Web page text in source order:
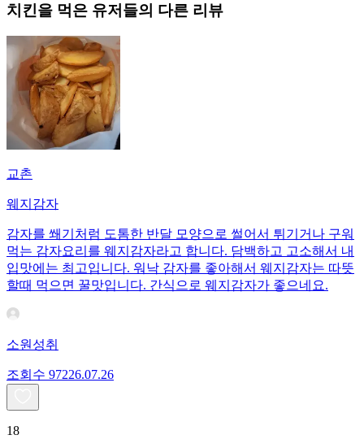
치킨을 먹은 유저들의 다른 리뷰
교촌
웨지감자
감자를 쐐기처럼 도톰한 반달 모양으로 썰어서 튀기거나 구워
먹는 감자요리를 웨지감자라고 합니다. 담백하고 고소해서 내
입맛에는 최고입니다. 워낙 감자를 좋아해서 웨지감자는 따뜻
할때 먹으면 꿀맛입니다. 간식으로 웨지감자가 좋으네요.
소원성취
조회수 97226.07.26
18